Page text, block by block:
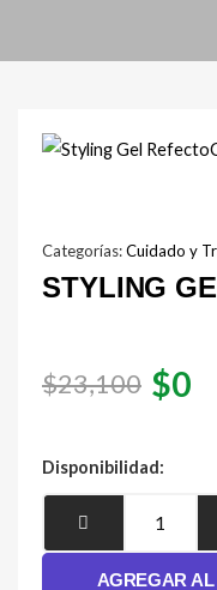
Categorías:Cuidado y
STYLING
$23,100
El
original
era:
$23,100.
$0
El
actual
$0.
Disponibilidad:
Styling
RefectoCil
AGREGAR AL